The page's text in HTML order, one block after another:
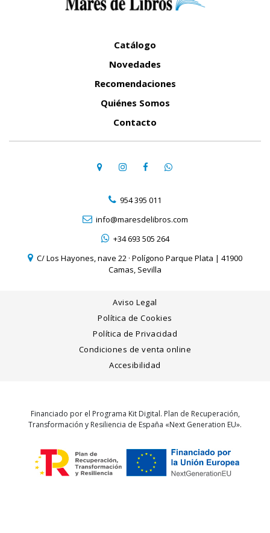
Catálogo
Novedades
Recomendaciones
Quiénes Somos
Contacto
954 395 011
info@maresdelibros.com
+34 693 505 264
C/ Los Hayones, nave 22 · Polígono Parque Plata | 41900
Camas, Sevilla
Aviso Legal
Política de Cookies
Política de Privacidad
Condiciones de venta online
Accesibilidad
Financiado por el Programa Kit Digital. Plan de Recuperación,
Transformación y Resiliencia de España «Next Generation EU».